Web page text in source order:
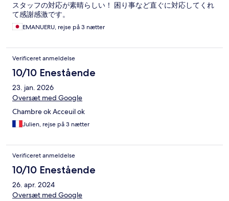
スタッフの対応が素晴らしい！ 困り事など直ぐに対応してくれ
て感謝感激です。
EMANUERU, rejse på 3 nætter
Verificeret anmeldelse
10/10 Enestående
23. jan. 2026
Oversæt med Google
Chambre ok Acceuil ok
Julien, rejse på 3 nætter
Verificeret anmeldelse
10/10 Enestående
26. apr. 2024
Oversæt med Google